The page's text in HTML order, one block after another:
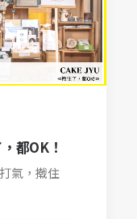
都OK！
氣，撠住